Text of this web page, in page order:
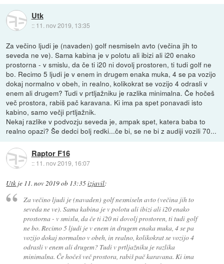
Utk
:: 11. nov 2019, 13:35
Za večino ljudi je (navaden) golf nesmiseln avto (večina jih to
seveda ne ve). Sama kabina je v polotu ali ibizi ali i20 enako
prostorna - v smislu, da če ti i20 ni dovolj prostoren, ti tudi golf ne
bo. Recimo 5 ljudi je v enem in drugem enaka muka, 4 se pa vozijo
dokaj normalno v obeh, in realno, kolikokrat se vozijo 4 odrasli v
enem ali drugem? Tudi v prtljažniku je razlika minimalna. Če hočeš
več prostora, rabiš pač karavana. Ki ima pa spet ponavadi isto
kabino, samo večji prtljažnik.
Nekaj razlike v podvozju seveda je, ampak spet, katera baba to
realno opazi? Še dedci bolj redki...če bi, se ne bi z audiji vozili 70...
Raptor F16
:: 11. nov 2019, 16:07
Utk je 11. nov 2019 ob 13:35izjavil:
Za večino ljudi je (navaden) golf nesmiseln avto (večina jih to
seveda ne ve). Sama kabina je v polotu ali ibizi ali i20 enako
prostorna - v smislu, da če ti i20 ni dovolj prostoren, ti tudi golf
ne bo. Recimo 5 ljudi je v enem in drugem enaka muka, 4 se pa
vozijo dokaj normalno v obeh, in realno, kolikokrat se vozijo 4
odrasli v enem ali drugem? Tudi v prtljažniku je razlika
minimalna. Če hočeš več prostora, rabiš pač karavana. Ki ima